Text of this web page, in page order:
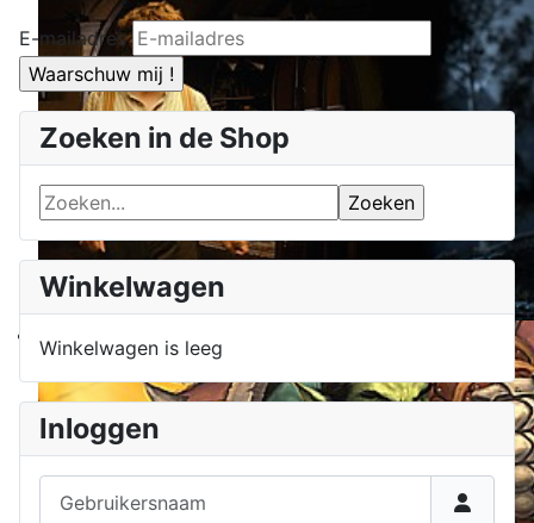
Zoeken in de Shop
Winkelwagen
Winkelwagen is leeg
Inloggen
E-mailadres